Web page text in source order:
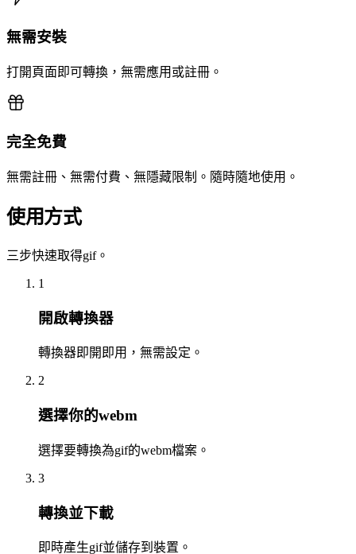
無需安裝
打開頁面即可轉換，無需應用或註冊。
完全免費
無需註冊、無需付費、無隱藏限制。隨時隨地使用。
使用方式
三步快速取得gif。
1
開啟轉換器
轉換器即開即用，無需設定。
2
選擇你的webm
選擇要轉換為gif的webm檔案。
3
轉換並下載
即時產生gif並儲存到裝置。